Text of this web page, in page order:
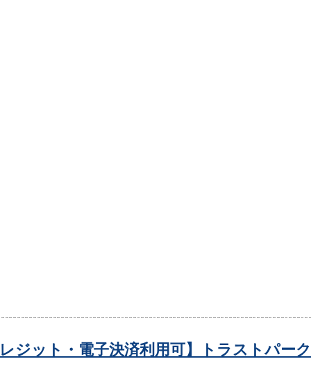
レジット・電子決済利用可】トラストパー